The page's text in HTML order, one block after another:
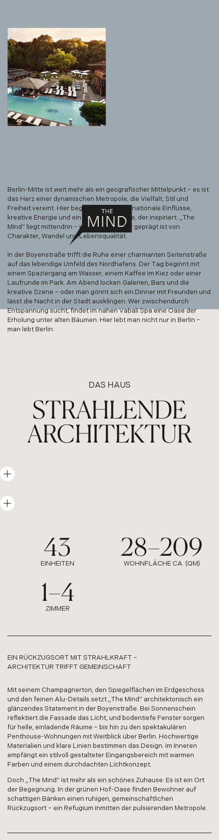
Berlin-Mitte ist weit mehr als ein geografischer Mittelpunkt – es ist
das Herz einer dynamischen Metropole, die Vielfalt, Stil und
Freiheit vereint. Hier begegnen sich internationale Einflüsse,
kreative Energie und ein urbaner Lifestyle, der inspiriert. „The
Mind“ liegt mittendrin – in einem Kiez, der geprägt ist von
Charakter, Wandel und Lebensqualität.
In der Boyenstraße trifft die Ruhe einer charmanten Seitenstraße
auf das lebendige Umfeld des Nordhafens. Der Tag beginnt mit
einem Spaziergang am Wasser, einem Kaffee im Kiez oder einer
Laufrunde im Park. Am Abend locken Galerien, Bars und die
kreative Szene – oder man gönnt sich ein Dinner mit Freunden und
lässt die Nacht in der Stadt ausklingen. Wer zwischendurch
Entspannung sucht, findet im nahen Vabali Spa eine Oase der
Erholung unter alten Bäumen. Hier lebt man nicht nur in Berlin –
man lebt Berlin.
DAS HAUS
STRAHLENDE
ARCHITEKTUR
EINHEITEN
43
WOHNFLÄCHE CA. (QM):
28–209
ZIMMER:
1–4
EIN RÜCKZUGSORT MIT STRAHLKRAFT –
ARCHITEKTUR TRIFFT GEMEINSCHAFT
Mit seinem Champagnerton, den Spiegelflächen im Erdgeschoss
und den feinen Alu-Details setzt „The Mind“ architektonisch ein
glänzendes Statement in der Boyenstraße. Bei Sonnenschein
reflektiert die Fassade das Licht, und bodentiefe Fenster sorgen
für helle, einladende Räume – bis hin zu den spektakulären
Penthouse-Wohnungen mit Weitblick über Berlin. Hochwertige
Materialien und klare Linien bestimmen das Design. Im Inneren
empfängt ein stilvoll gestalteter Eingangsbereich mit warmen
Farben und einem durchdachten Lichtkonzept.
Doch „The Mind“ ist mehr als ein schönes Zuhause: Es ist ein Ort
der Begegnung. In der grünen Hof-Oase finden Bewohner auf
schattigen Bänken einen ruhigen, gemeinschaftlichen
Rückzugsort – ein Refugium inmitten der pulsierenden Metropole.